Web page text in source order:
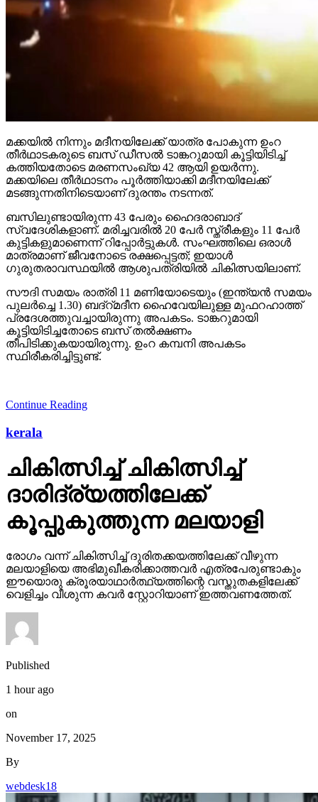
മക്കയില്‍ നിന്നും മദീനയിലേക്ക് യാത്ര പോകുന്ന ഉംറ
തീര്‍ഥാടകരുടെ ബസ് ഡീസല്‍ ടാങ്കറുമായി കൂട്ടിയിടിച്ച്
കത്തിയതോടെ മരണസംഖ്യ 42 ആയി ഉയര്‍ന്നു.
മക്കയിലെ തീര്‍ഥാടനം പൂര്‍ത്തിയാക്കി മദീനയിലേക്ക്
മടങ്ങുന്നതിനിടെയാണ് ദുരന്തം നടന്നത്.
ബസിലുണ്ടായിരുന്ന 43 പേരും ഹൈദരാബാദ്
സ്വദേശികളാണ്. മരിച്ചവരില്‍ 20 പേര്‍ സ്ത്രീകളും 11 പേര്‍
കുട്ടികളുമാണെന്ന് റിപ്പോര്‍ട്ടുകള്‍. സംഘത്തിലെ ഒരാള്‍
മാത്രമാണ് ജീവനോടെ രക്ഷപ്പെട്ടത്; ഇയാള്‍
ഗുരുതരാവസ്ഥയില്‍ ആശുപത്രിയില്‍ ചികിത്സയിലാണ്.
സൗദി സമയം രാത്രി 11 മണിയോടെയും (ഇന്ത്യന്‍ സമയം
പുലര്‍ച്ചെ 1.30) ബദ്‌റ്മദീന ഹൈവേയിലുള്ള മുഫറഹാത്ത്
പ്രദേശത്തുവച്ചായിരുന്നു അപകടം. ടാങ്കറുമായി
കൂട്ടിയിടിച്ചതോടെ ബസ് തല്‍ക്ഷണം
തീപിടിക്കുകയായിരുന്നു. ഉംറ കമ്പനി അപകടം
സ്ഥിരീകരിച്ചിട്ടുണ്ട്.
Continue Reading
kerala
ചികിത്സിച്ച് ചികിത്സിച്ച്
ദാരിദ്ര്യത്തിലേക്ക്
കൂപ്പുകുത്തുന്ന മലയാളി
രോഗം വന്ന് ചികിത്സിച്ച് ദുരിതക്കയത്തിലേക്ക് വീഴുന്ന
മലയാളിയെ അഭിമുഖീകരിക്കാത്തവര്‍ എത്രപേരുണ്ടാകും
ഈയൊരു ക്രൂരയാഥാര്‍ത്ഥ്യത്തിന്റെ വസ്തുതകളിലേക്ക്
വെളിച്ചം വീശുന്ന കവര്‍ സ്റ്റോറിയാണ് ഇത്തവണത്തേത്.
Published
1 hour ago
on
November 17, 2025
By
webdesk18